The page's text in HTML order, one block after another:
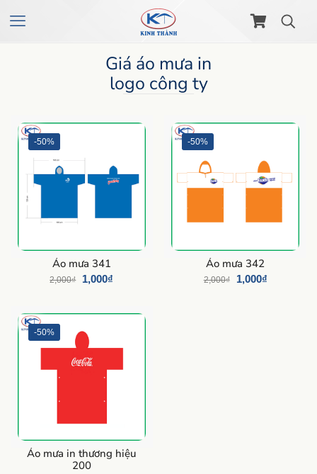
Giá áo mưa in
logo công ty
-50%
Áo mưa 341
2,000₫ 1,000₫
-50%
Áo mưa 342
2,000₫ 1,000₫
-50%
Áo mưa in thương hiệu
200